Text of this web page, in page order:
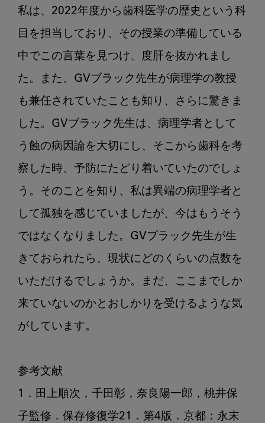
私は、2022年度から歯科医学の歴史という科
目を担当しており、その授業の準備している
中でこの言葉を見つけ、度肝を抜かれまし
た。また、GVブラック先生が病理学の教授
も兼任されていたことも知り、さらに驚きま
した。GVブラック先生は、病理学者として
う蝕の病因論を大切にし、そこから歯科を考
察した時、予防にたどり着いていたのでしょ
う。そのことを知り、私は異端の病理学者と
して孤独を感じていましたが、今はもうそう
ではなくなりました。GVブラック先生が生
きておられたら、現状にどのくらいの点数を
いただけるでしょうか。まだ、ここまでしか
来ていないのかとおしかりを受けるような気
がしています。
参考文献
1．田上順次，千田彰，奈良陽一郎，桃井保
子監修．保存修復学21．第4版．京都：永末